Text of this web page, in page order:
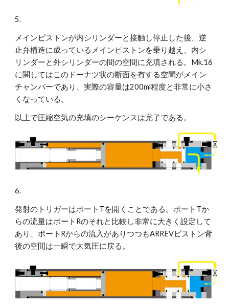
5.
メインピストンが内シリンダーと接触し停止した後、逆
止弁構造に成っているメインピストンを乗り越え、内シ
リンダーと外シリンダーの間の空間に充填される。Mk.16
に関してはこのドーナツ状の断面を有する空間がメイン
チャンバーであり、実際の容量は200ml程度と非常に小さ
くなっている。
以上で圧縮空気の充填のシーケンスは完了である。
6.
発射のトリガーはポートTを開くことである。ポートTか
らの流量はポートRのそれと比較し非常に大きく設定して
あり、ポートRからの流入がありつつもARREVピストン背
後の空間は一瞬で大気圧に戻る。